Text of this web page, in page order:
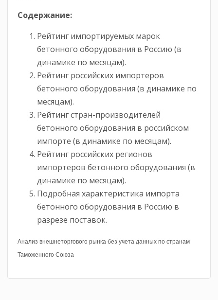
Содержание:
Рейтинг импортируемых марок
бетонного оборудования в Россию (в
динамике по месяцам).
Рейтинг российских импортеров
бетонного оборудования (в динамике по
месяцам).
Рейтинг стран-производителей
бетонного оборудования в российском
импорте (в динамике по месяцам).
Рейтинг российских регионов
импортеров бетонного оборудования (в
динамике по месяцам).
Подробная характеристика импорта
бетонного оборудования в Россию в
разрезе поставок.
Анализ внешнеторгового рынка без учета данных по странам
Таможенного Союза